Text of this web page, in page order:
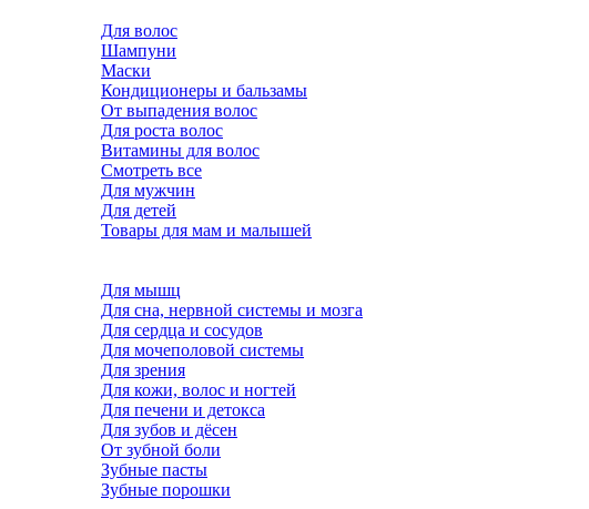
Для волос
Шампуни
Маски
Кондиционеры и бальзамы
От выпадения волос
Для роста волос
Витамины для волос
Смотреть все
Для мужчин
Для детей
Товары для мам и малышей
Для мышц
Для сна, нервной системы и мозга
Для сердца и сосудов
Для мочеполовой системы
Для зрения
Для кожи, волос и ногтей
Для печени и детокса
Для зубов и дёсен
От зубной боли
Зубные пасты
Зубные порошки